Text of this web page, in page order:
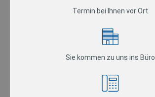
Termin bei Ihnen vor Ort
Sie kommen zu uns ins Büro